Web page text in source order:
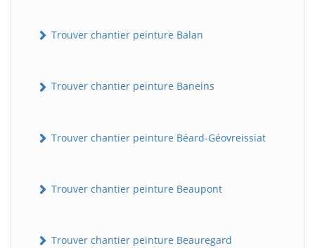
Trouver chantier peinture Balan
Trouver chantier peinture Baneins
Trouver chantier peinture Béard-Géovreissiat
Trouver chantier peinture Beaupont
Trouver chantier peinture Beauregard